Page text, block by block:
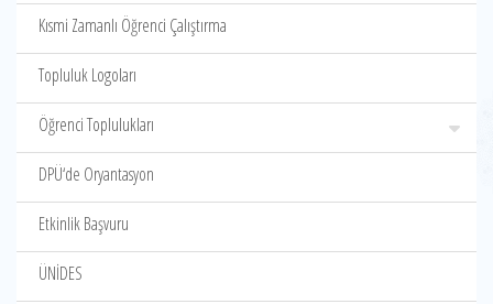
Kısmi Zamanlı Öğrenci Çalıştırma
Topluluk Logoları
Öğrenci Toplulukları
DPÜ‘de Oryantasyon
Etkinlik Başvuru
ÜNİDES